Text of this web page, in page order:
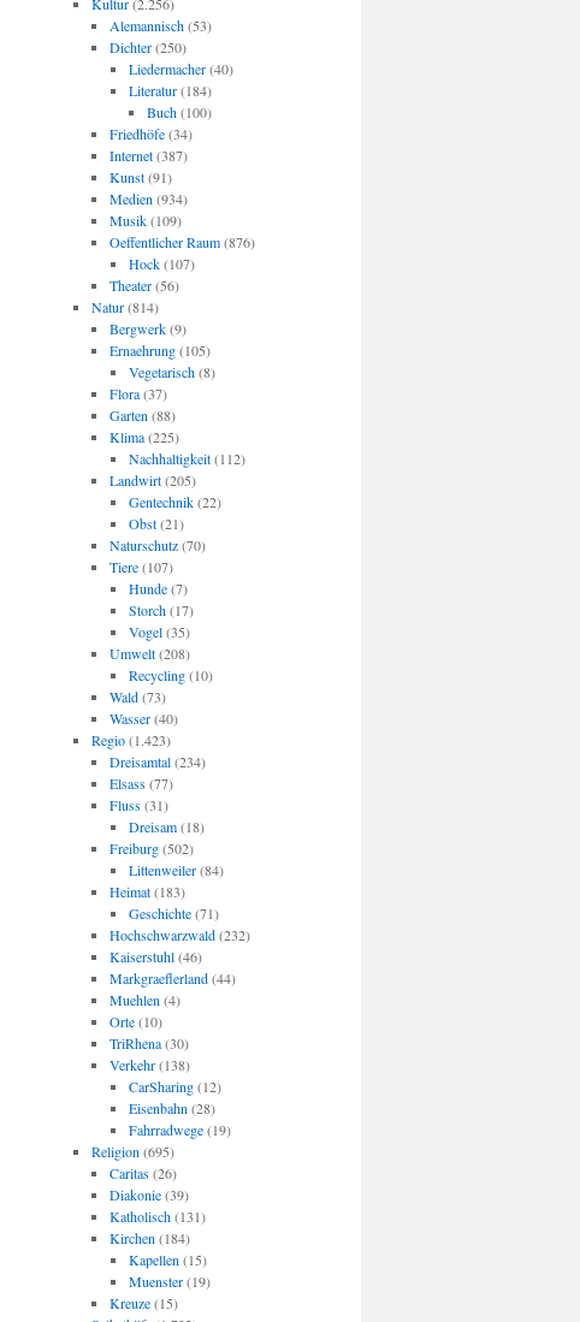
Alemannisch(53)
Dichter(250)
Liedermacher(40)
Literatur(184)
Buch(100)
Friedhöfe(34)
Internet(387)
Kunst(91)
Medien (934)
Musik(109)
Oeffentlicher Raum(876)
Hock(107)
Theater(56)
Natur(814)
Bergwerk(9)
Ernaehrung(105)
Vegetarisch(8)
Flora(37)
Garten (88)
Klima(225)
Nachhaltigkeit(112)
Landwirt(205)
Gentechnik(22)
Obst(21)
Naturschutz(70)
Tiere(107)
Hunde(7)
Storch(17)
Vogel(35)
Umwelt(208)
Recycling(10)
Wald(73)
Wasser(40)
Regio(1.423)
Dreisamtal(234)
Elsass(77)
Fluss(31)
Dreisam(18)
Freiburg(502)
Littenweiler(84)
Heimat(183)
Geschichte(71)
Hochschwarzwald(232)
Kaiserstuhl(46)
Markgraeflerland(44)
Muehlen (4)
Orte(10)
TriRhena(30)
Verkehr(138)
CarSharing(12)
Eisenbahn (28)
Fahrradwege(19)
Religion (695)
Caritas(26)
Diakonie(39)
Katholisch(131)
Kirchen (184)
Kapellen (15)
Muenster(19)
Kreuze(15)